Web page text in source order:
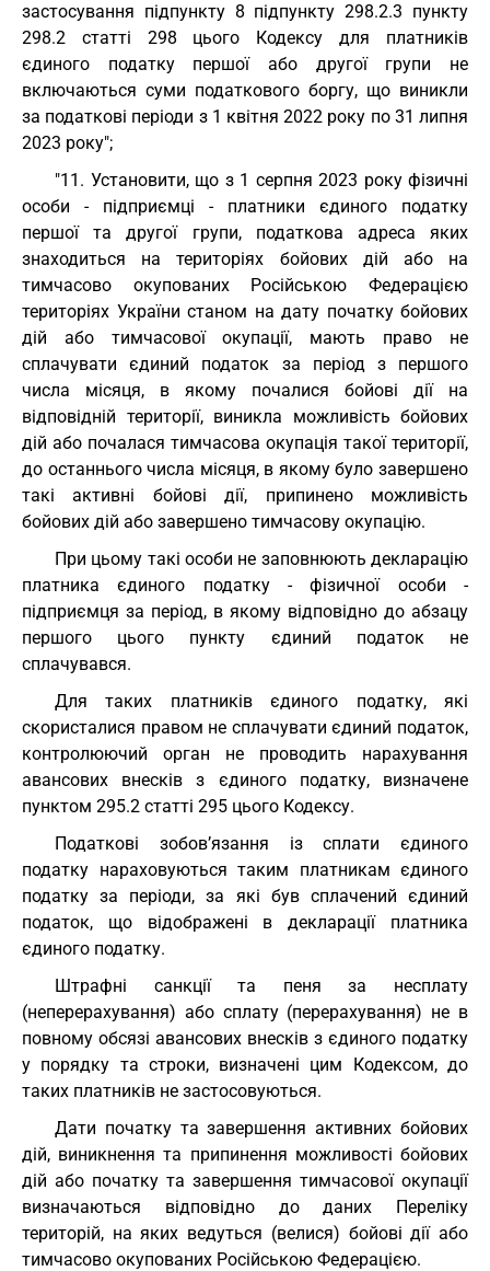
застосування підпункту 8 підпункту 298.2.3 пункту
298.2 статті 298 цього Кодексу для платників
єдиного податку першої або другої групи не
включаються суми податкового боргу, що виникли
за податкові періоди з 1 квітня 2022 року по 31 липня
2023 року";
"11. Установити, що з 1 серпня 2023 року фізичні
особи - підприємці - платники єдиного податку
першої та другої групи, податкова адреса яких
знаходиться на територіях бойових дій або на
тимчасово окупованих Російською Федерацією
територіях України станом на дату початку бойових
дій або тимчасової окупації, мають право не
сплачувати єдиний податок за період з першого
числа місяця, в якому почалися бойові дії на
відповідній території, виникла можливість бойових
дій або почалася тимчасова окупація такої території,
до останнього числа місяця, в якому було завершено
такі активні бойові дії, припинено можливість
бойових дій або завершено тимчасову окупацію.
При цьому такі особи не заповнюють декларацію
платника єдиного податку - фізичної особи -
підприємця за період, в якому відповідно до абзацу
першого цього пункту єдиний податок не
сплачувався.
Для таких платників єдиного податку, які
скористалися правом не сплачувати єдиний податок,
контролюючий орган не проводить нарахування
авансових внесків з єдиного податку, визначене
пунктом 295.2 статті 295 цього Кодексу.
Податкові зобов’язання із сплати єдиного
податку нараховуються таким платникам єдиного
податку за періоди, за які був сплачений єдиний
податок, що відображені в декларації платника
єдиного податку.
Штрафні санкції та пеня за несплату
(неперерахування) або сплату (перерахування) не в
повному обсязі авансових внесків з єдиного податку
у порядку та строки, визначені цим Кодексом, до
таких платників не застосовуються.
Дати початку та завершення активних бойових
дій, виникнення та припинення можливості бойових
дій або початку та завершення тимчасової окупації
визначаються відповідно до даних Переліку
територій, на яких ведуться (велися) бойові дії або
тимчасово окупованих Російською Федерацією.